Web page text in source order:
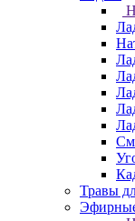
Травы